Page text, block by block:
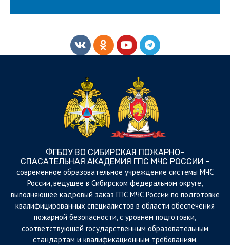
ФГБОУ ВО СИБИРСКАЯ ПОЖАРНО-
СПАСАТЕЛЬНАЯ АКАДЕМИЯ ГПС МЧС РОССИИ -
cовременное образовательное учреждение системы МЧС
России, ведущее в Сибирском федеральном округе,
выполняющее кадровый заказ ГПС МЧС России по подготовке
квалифицированных специалистов в области обеспечения
пожарной безопасности, с уровнем подготовки,
соответствующей государственным образовательным
стандартам и квалификационным требованиям.